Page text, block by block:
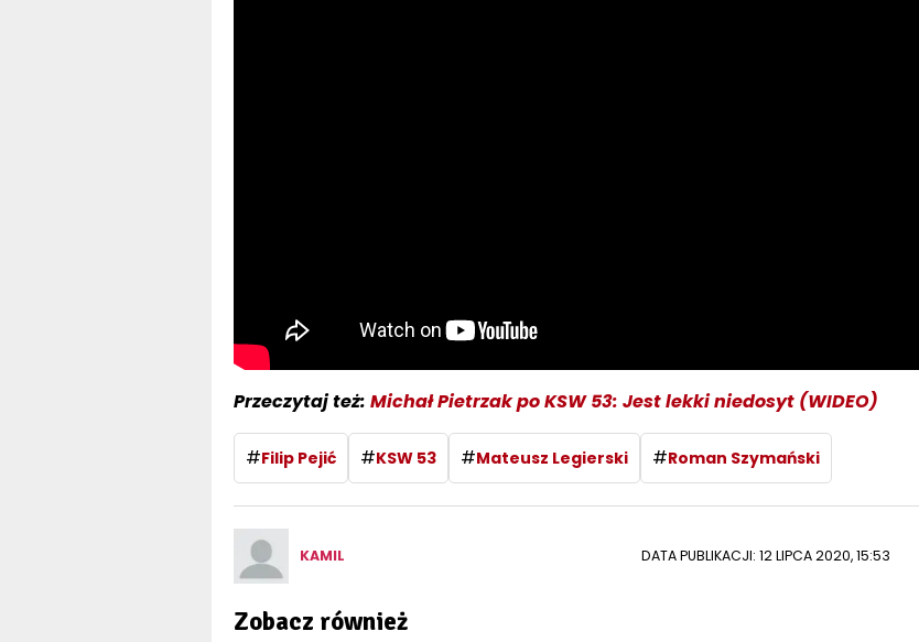
Przeczytaj też: Michał Pietrzak po KSW 53: Jest lekki niedosyt (WIDEO)
#Filip Pejić #KSW 53 #Mateusz Legierski #Roman Szymański
KAMIL DATA PUBLIKACJI: 12 LIPCA 2020, 15:53
Zobacz również